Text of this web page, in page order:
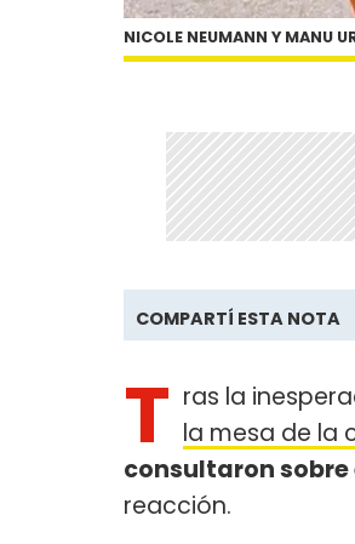
NICOLE NEUMANN Y MANU
COMPARTÍ ESTA NOTA
T ras la
la mesa de la
consultaron
reacción.